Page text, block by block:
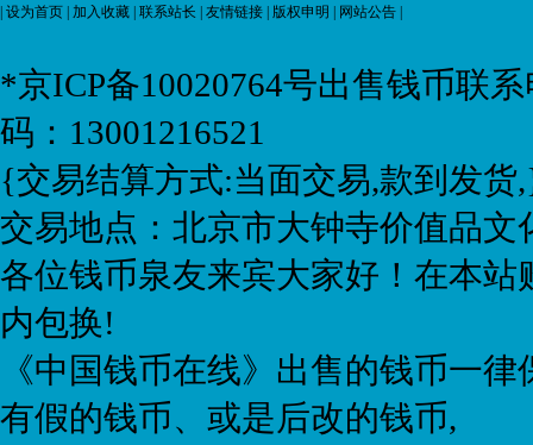
设为首页 加入收藏 联系站长 友情链接 版权申明 网站公告
*京ICP备10020764号出售钱币联系
码：13001216521
{交易结算方式:当面交易,款到发货
交易地点：北京市大钟寺价值品文
各位钱币泉友来宾大家好！在本
内包换!
《中国钱币在线》出售的钱币一
有假的钱币、或是后改的钱币,